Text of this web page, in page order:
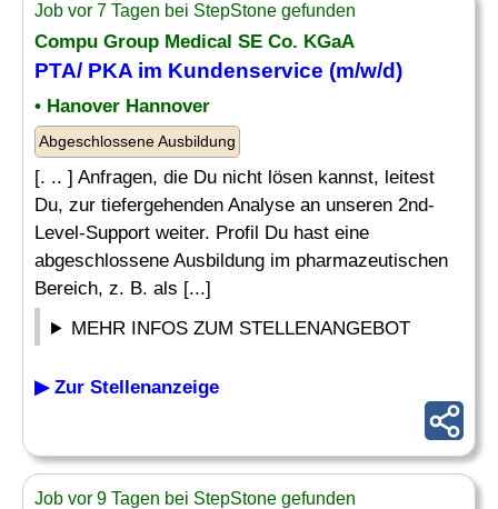
Job vor 7 Tagen bei StepStone gefunden
Compu Group Medical SE Co. KGaA
PTA/ PKA im Kundenservice (m/w/d)
• Hanover Hannover
Abgeschlossene Ausbildung
[. .. ] Anfragen, die Du nicht lösen kannst, leitest
Du, zur tiefergehenden Analyse an unseren 2nd-
Level-Support weiter. Profil Du hast eine
abgeschlossene Ausbildung im pharmazeutischen
Bereich, z. B. als [...]
MEHR INFOS ZUM STELLENANGEBOT
▶ Zur Stellenanzeige
Job vor 9 Tagen bei StepStone gefunden